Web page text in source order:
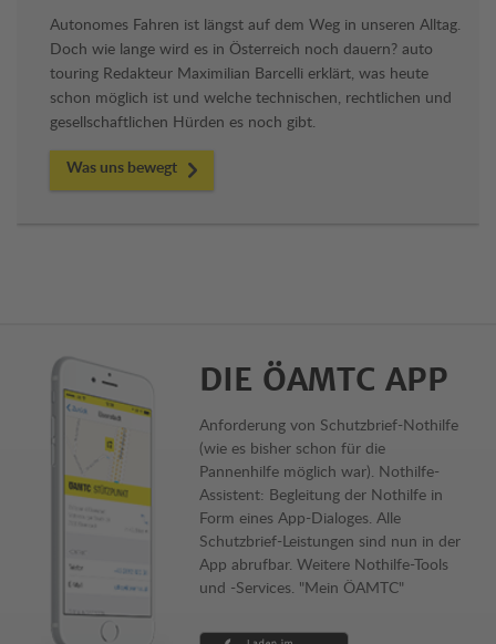
Autonomes Fahren ist längst auf dem Weg in unseren Alltag.
Doch wie lange wird es in Österreich noch dauern? auto
touring Redakteur Maximilian Barcelli erklärt, was heute
schon möglich ist und welche technischen, rechtlichen und
gesellschaftlichen Hürden es noch gibt.
Was uns bewegt
DIE ÖAMTC APP
Anforderung von Schutzbrief-Nothilfe
(wie es bisher schon für die
Pannenhilfe möglich war). Nothilfe-
Assistent: Begleitung der Nothilfe in
Form eines App-Dialoges. Alle
Schutzbrief-Leistungen sind nun in der
App abrufbar. Weitere Nothilfe-Tools
und -Services. "Mein ÖAMTC"